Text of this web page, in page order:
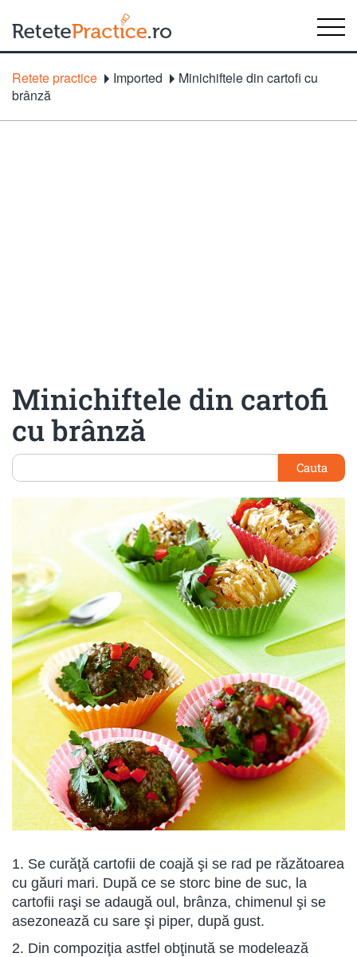
Retete practice Imported
Minichiftele din cartofi cu
brânză
Minichiftele din cartofi
cu brânză
Cauta
1. Se curăţă cartofii de coajă şi se rad pe răzătoarea
cu găuri mari. După ce se storc bine de suc, la
cartofii raşi se adaugă oul, brânza, chimenul şi se
asezonează cu sare şi piper, după gust.
2. Din compoziţia astfel obţinută se modelează